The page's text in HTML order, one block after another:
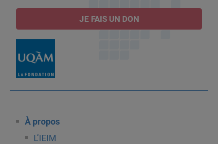
JE FAIS UN DON
À propos
L’IEIM